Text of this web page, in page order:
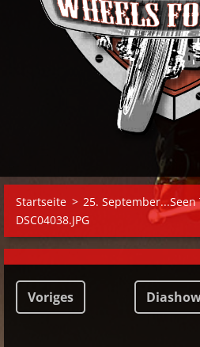
Startseite > 25. September...Seen
DSC04038.JPG
Voriges